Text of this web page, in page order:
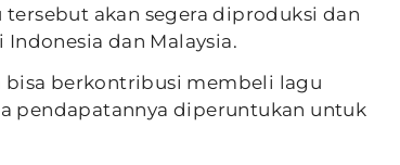
akan segera diproduksi dan
dan Malaysia.
bisa berkontribusi membeli lagu
pendapatannya diperuntukan untuk